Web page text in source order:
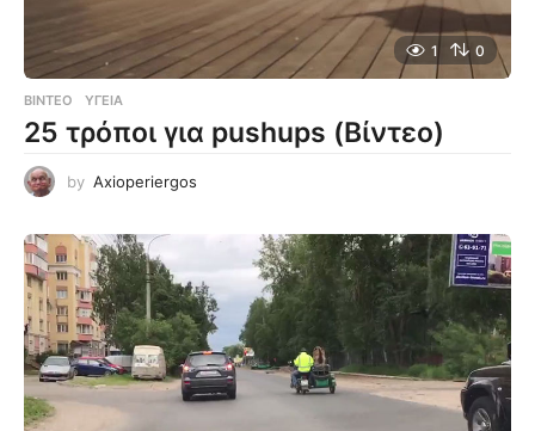
1 0
ΒΊΝΤΕΟ ΥΓΕΊΑ
25 τρόποι για pushups (Βίντεο)
by Axioperiergos